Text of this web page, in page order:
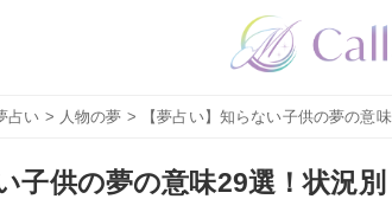
占い > 人物の夢 > 【夢占い】知らない子供の夢の意
子供の夢の意味29選！状況